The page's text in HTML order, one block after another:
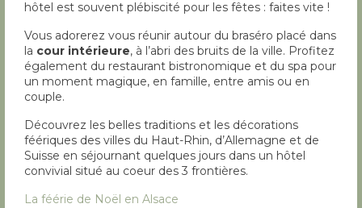
hôtel est souvent plébiscité pour les fêtes : faites vite !
Vous adorerez vous réunir autour du braséro placé dans
la cour intérieure, à l’abri des bruits de la ville. Profitez
également du restaurant bistronomique et du spa pour
un moment magique, en famille, entre amis ou en
couple.
Découvrez les belles traditions et les décorations
féériques des villes du Haut-Rhin, d’Allemagne et de
Suisse en séjournant quelques jours dans un hôtel
convivial situé au coeur des 3 frontières.
La féérie de Noël en Alsace